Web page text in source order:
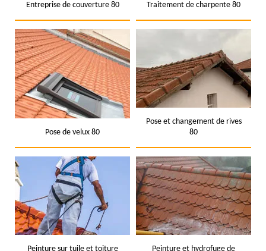
Entreprise de couverture 80 Traitement de charpente 80
Pose de velux 80
Pose et changement de rives
80
Peinture sur tuile et toiture
Peinture et hydrofuge de